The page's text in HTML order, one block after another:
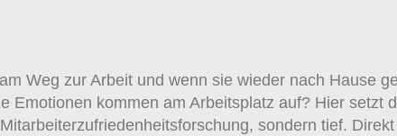
Weg zur Arbeit und wenn sie wieder nach Hause
Emotionen kommen am Arbeitsplatz auf? Hier setzt
sondern tief.